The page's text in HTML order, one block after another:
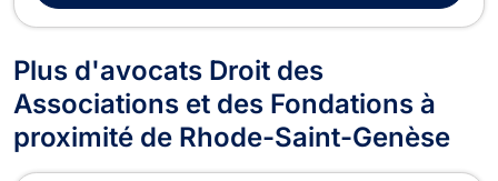
Plus d'avocats Droit des
Associations et des Fondations à
proximité de Rhode-Saint-Genèse